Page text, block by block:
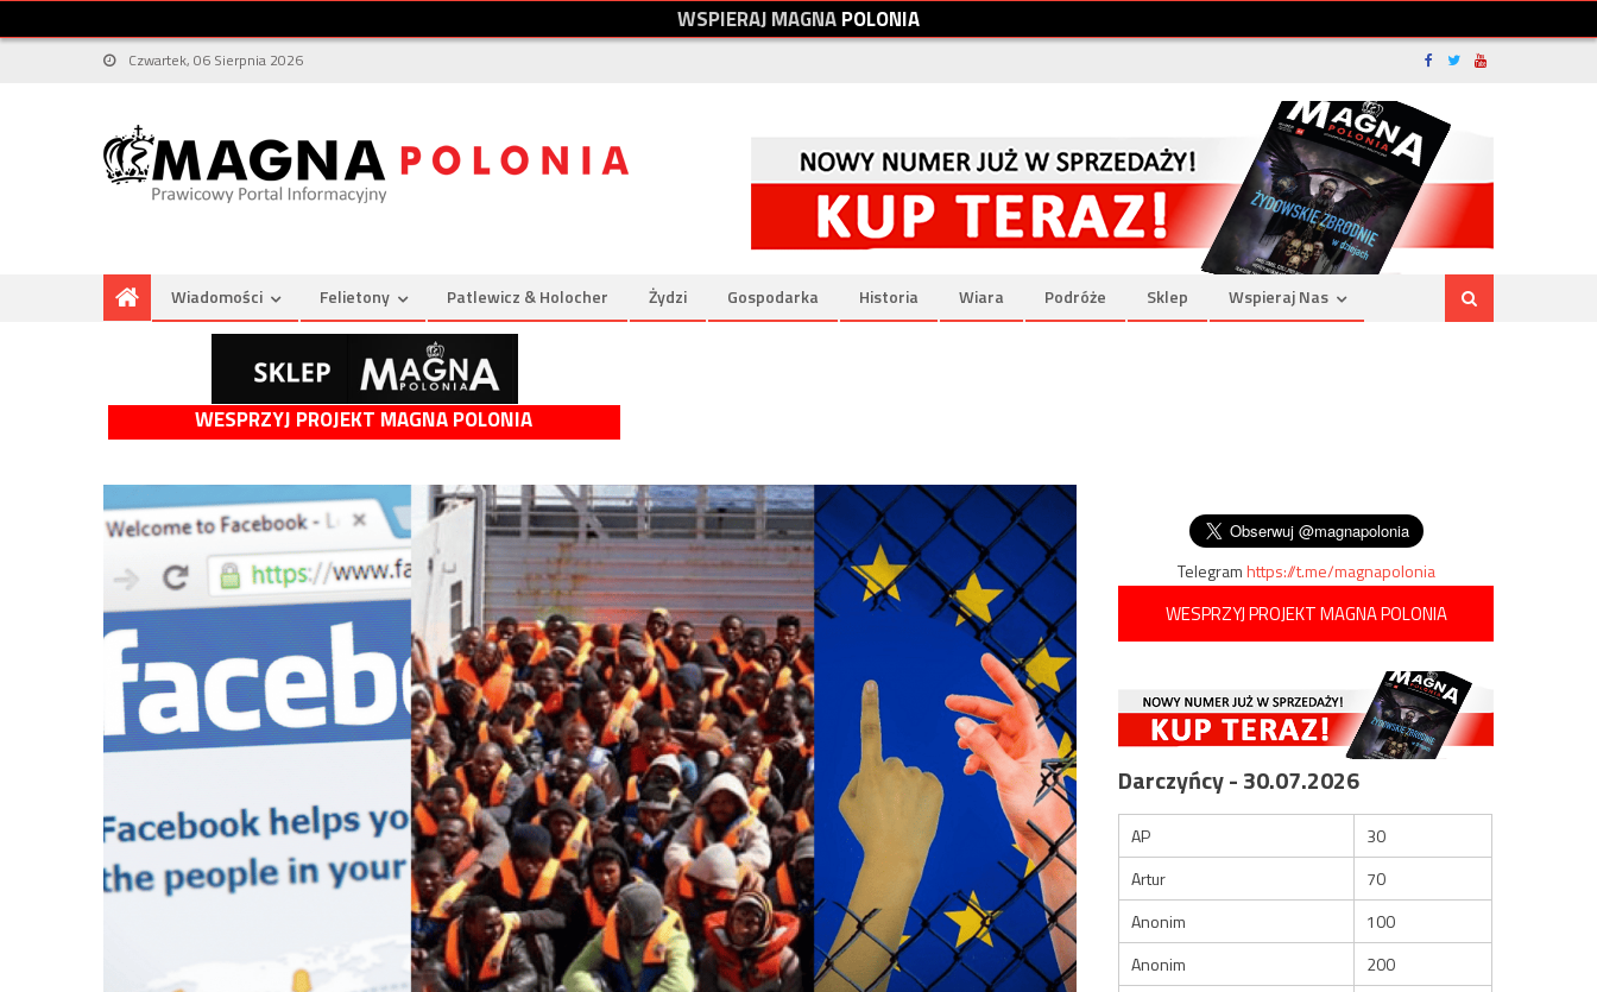
WSPIERAJMAGNAPOLONIA
Czwartek, 06 Sierpnia 2026
Wiadomości Felietony Patlewicz & Holocher Żydzi Gospodarka Historia Wiara Podróże Sklep Wspieraj Nas
WESPRZYJ PROJEKT MAGNA POLONIA
Telegramhttps://t.me/magnapolonia
WESPRZYJ PROJEKT MAGNA POLONIA
Darczyńcy - 30.07.2026
AP
30
Artur
70
Anonim
100
Anonim
200